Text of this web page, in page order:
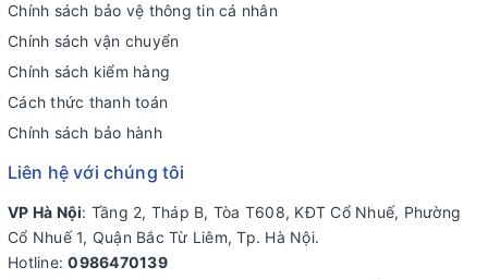
Chính sách bảo vệ thông tin cá nhân
Chính sách vận chuyển
Chính sách kiểm hàng
Cách thức thanh toán
Chính sách bảo hành
Liên hệ với chúng tôi
VP Hà Nội: Tầng 2, Tháp B, Tòa T608, KĐT Cổ Nhuế, Phường
Cổ Nhuế 1, Quận Bắc Từ Liêm, Tp. Hà Nội.
Hotline:0986470139